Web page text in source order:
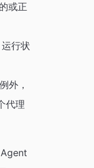
或正
行状
外，
代理